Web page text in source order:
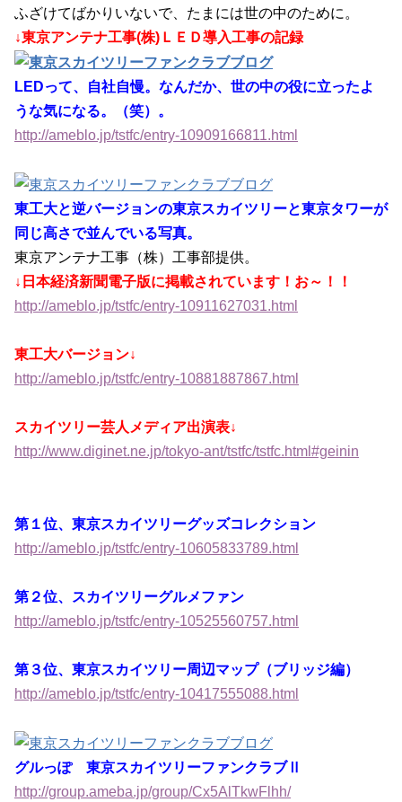
ふざけてばかりいないで、たまには世の中のために。
↓東京アンテナ工事(株)ＬＥＤ導入工事の記録
LEDって、自社自慢。なんだか、世の中の役に立ったよ
うな気になる。（笑）。
http://ameblo.jp/tstfc/entry-10909166811.html
東工大と逆バージョンの東京スカイツリーと東京タワーが
同じ高さで並んでいる写真。
東京アンテナ工事（株）工事部提供。
↓日本経済新聞電子版に掲載されています！お～！！
http://ameblo.jp/tstfc/entry-10911627031.html
東工大バージョン↓
http://ameblo.jp/tstfc/entry-10881887867.html
スカイツリー芸人メディア出演表↓
http://www.diginet.ne.jp/tokyo-ant/tstfc/tstfc.html#geinin
第１位、東京スカイツリーグッズコレクション
http://ameblo.jp/tstfc/entry-10605833789.html
第２位、スカイツリーグルメファン
http://ameblo.jp/tstfc/entry-10525560757.html
第３位、東京スカイツリー周辺マップ（ブリッジ編）
http://ameblo.jp/tstfc/entry-10417555088.html
グルっぽ 東京スカイツリーファンクラブⅡ
http://group.ameba.jp/group/Cx5AlTkwFlhh/